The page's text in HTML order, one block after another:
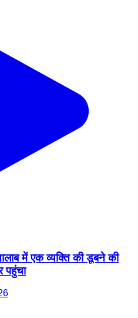
में एक व्यक्ति की डूबने की
पहुंचा